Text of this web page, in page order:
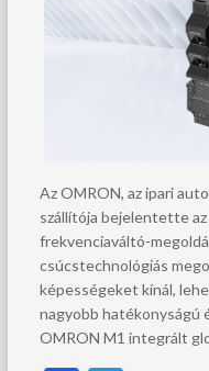
Az OMRON, az ipari
szállítója bejelentette
frekvenciaváltó-
csúcstechnológiás
képességeket kínál,
nagyobb hatékonyságú
OMRON M1 integrált